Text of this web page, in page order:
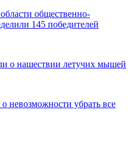
общественно-
145 победителей
о нашествии летучих мышей
невозможности убрать все